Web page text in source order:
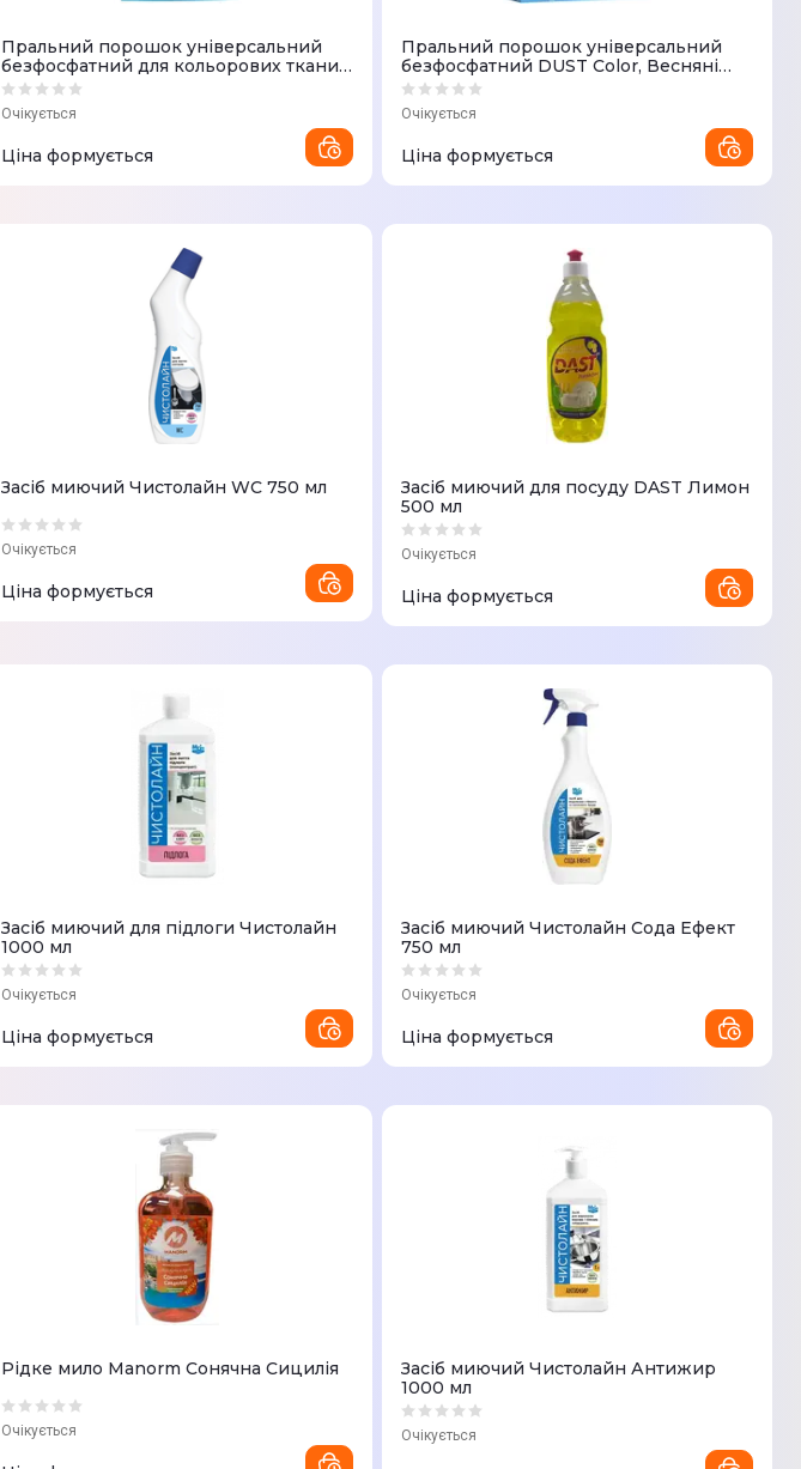
Пральний порошок універсальний
безфосфатний для кольорових тканин
DAST Весняні Квіти
Очікується
Ціна формується
Пральний порошок універсальний
безфосфатний DUST Color, Весняні
квіти
Очікується
Ціна формується
Засіб миючий Чистолайн WC 750 мл
Очікується
Ціна формується
Засіб миючий для посуду DAST Лимон
500 мл
Очікується
Ціна формується
Засіб миючий для підлоги Чистолайн
1000 мл
Очікується
Ціна формується
Засіб миючий Чистолайн Сода Ефект
750 мл
Очікується
Ціна формується
Рідке мило Manorm Сонячна Сицилія
Очікується
Засіб миючий Чистолайн Антижир
1000 мл
Очікується